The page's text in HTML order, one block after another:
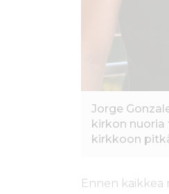
Jorge
kirkon
kirkkoon
Ennen kaikkea